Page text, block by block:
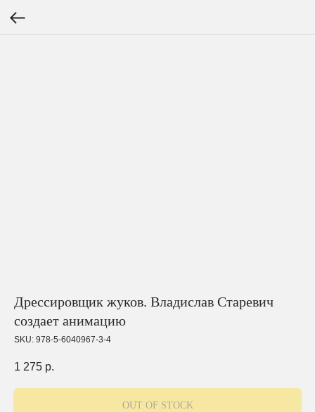
Дрессировщик жуков. Владислав Старевич
создает анимацию
SKU: 978-5-6040967-3-4
1 275 р.
OUT OF STOCK